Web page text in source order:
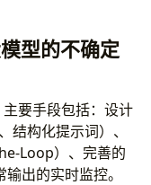
型的不确定
要手段包括：设计
结构化提示词）、
Loop）、完善的
出的实时监控。